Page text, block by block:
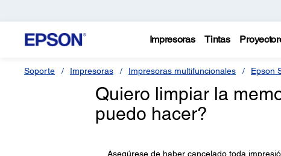
Impresoras Tintas
Soporte Impresoras Impresoras multifuncionales Epson
Quiero limpiar la
puedo hacer?
Asegúrese de haber cancelado toda